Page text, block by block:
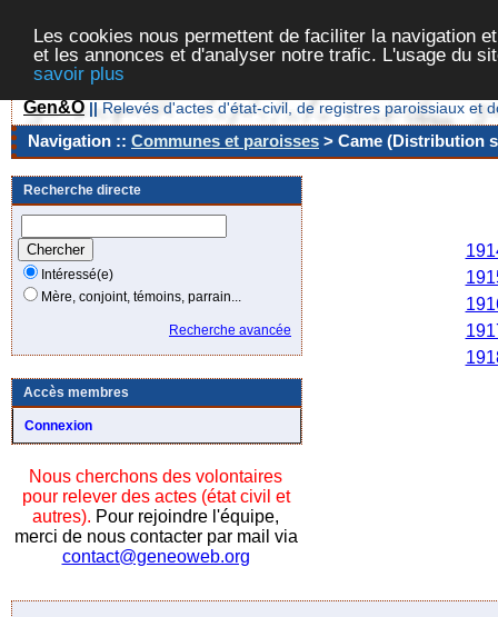
Les cookies nous permettent de faciliter la navigation
et les annonces et d'analyser notre trafic. L'usage du
savoir plus
Gen&O || Relevés d'actes d'état-civil, de registres paroissiaux et
Navigation :: Communes et paroisses > Came (Distribution
Recherche directe
Intéressé(e)
Mère, conjoint, témoins, parrain...
Recherche avancée
Accès membres
Connexion
Nous cherchons des volontaires
pour relever des actes (état civil et
autres). Pour rejoindre l'équipe,
merci de nous contacter par mail via
contact@geneoweb.org